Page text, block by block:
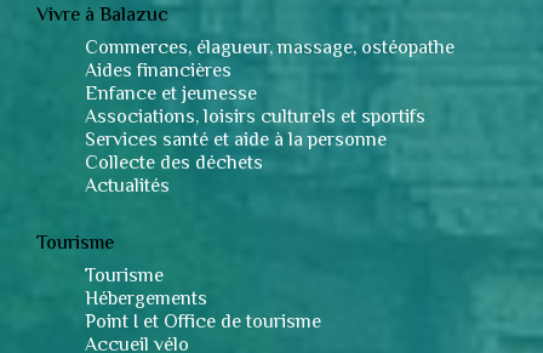
Vivre à Balazuc
Commerces, élagueur, massage, ostéopathe
Aides financières
Enfance et jeunesse
Associations, loisirs culturels et sportifs
Services santé et aide à la personne
Collecte des déchets
Actualités
Tourisme
Tourisme
Hébergements
Point I et Office de tourisme
Accueil vélo